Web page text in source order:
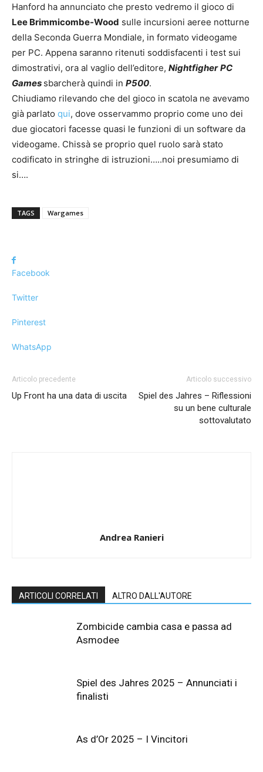
Hanford ha annunciato che presto vedremo il gioco di
Lee Brimmicombe-Wood sulle incursioni aeree notturne
della Seconda Guerra Mondiale, in formato videogame
per PC. Appena saranno ritenuti soddisfacenti i test sui
dimostrativi, ora al vaglio dell’editore, Nightfigher PC
Games sbarcherà quindi in P500.
Chiudiamo rilevando che del gioco in scatola ne avevamo
già parlato qui, dove osservammo proprio come uno dei
due giocatori facesse quasi le funzioni di un software da
videogame. Chissà se proprio quel ruolo sarà stato
codificato in stringhe di istruzioni…..noi presumiamo di
si….
TAGS Wargames
Facebook
Twitter
Pinterest
WhatsApp
Articolo precedente
Up Front ha una data di uscita
Articolo successivo
Spiel des Jahres – Riflessioni
su un bene culturale
sottovalutato
Andrea Ranieri
ARTICOLI CORRELATI ALTRO DALL'AUTORE
Zombicide cambia casa e passa ad
Asmodee
Spiel des Jahres 2025 – Annunciati i
finalisti
As d’Or 2025 – I Vincitori